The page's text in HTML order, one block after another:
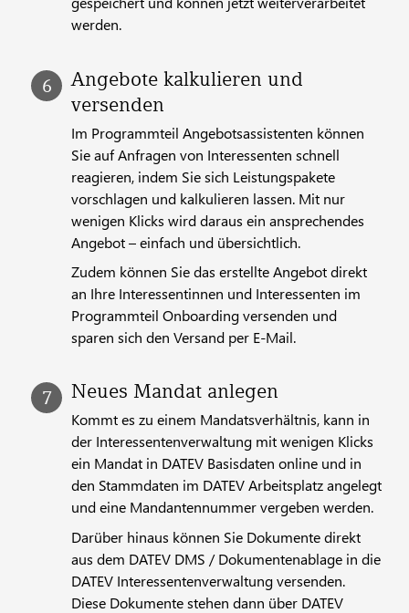
werden.
Angebote kalkulieren und
versenden
Im Programmteil Angebotsassistenten können
Sie auf Anfragen von Interessenten schnell
reagieren, indem Sie sich Leistungspakete
vorschlagen und kalkulieren lassen. Mit nur
wenigen Klicks wird daraus ein ansprechendes
Angebot – einfach und übersichtlich.
Zudem können Sie das erstellte Angebot direkt
an Ihre Interessentinnen und Interessenten im
Programmteil Onboarding versenden und
sparen sich den Versand per E-Mail.
Neues Mandat anlegen
Kommt es zu einem Mandatsverhältnis, kann in
der Interessentenverwaltung mit wenigen Klicks
ein Mandat in DATEV Basisdaten online und in
den Stammdaten im DATEV Arbeitsplatz angelegt
und eine Mandantennummer vergeben werden.
Darüber hinaus können Sie Dokumente direkt
aus dem DATEV DMS / Dokumentenablage in die
DATEV Interessentenverwaltung versenden.
Diese Dokumente stehen dann über DATEV